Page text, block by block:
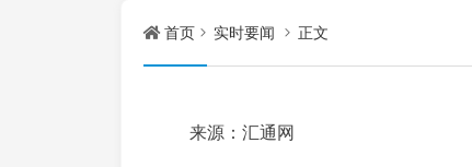
首页 实时要闻 正文
来源：汇通网